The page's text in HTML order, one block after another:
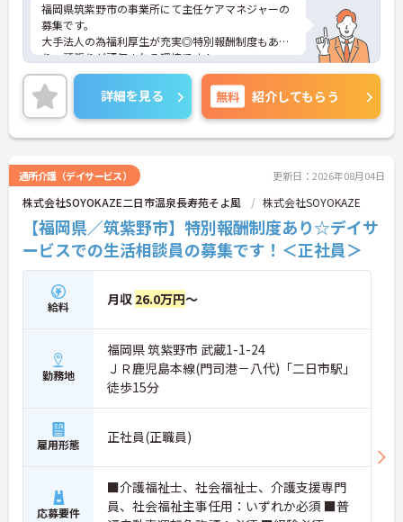
福岡県筑紫野市の事業所にて主任ケアマネジャーの
募集です。
大手法人の為福利厚生が充実◎特別報酬制度もあ
り、頑張りが評価される環境です！
リフレッシュ休暇が年間17日とプライベートとの両
立も可能です。
ご興味のある方には、面接対策ポイントなどさらに
詳細をお話いたしますので、お気軽にご相談くださ
い。
詳細を見る 無料 紹介してもらう
通所介護（デイサービス） 更新日：2026年08月04日
株式会社SOYOKAZE二日市温泉長寿苑そよ風 株式会社SOYOKAZE
【福岡県／筑紫野市】特別報酬制度あり☆デイサ
ービスでの生活相談員の募集です！＜正社員＞
給料 月収 26.0万円～
勤務地
福岡県 筑紫野市 武蔵1-1-24
ＪＲ鹿児島本線(門司港－八代)「二日市駅」
徒歩15分
雇用形態 正社員(正職員)
応募要件
■介護福祉士、社会福祉士、介護支援専門
員、社会福祉主事任用：いずれか必須 ■普